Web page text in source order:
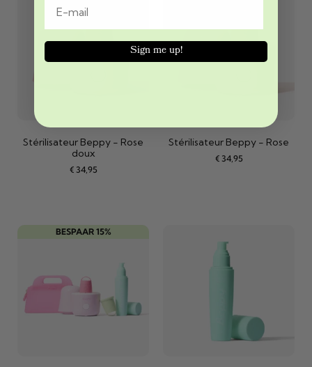
Stérilisateur Beppy - Rose
doux
€34,95
Stérilisateur Beppy - Rose
€34,95
BESPAAR 15%
Sign me up!